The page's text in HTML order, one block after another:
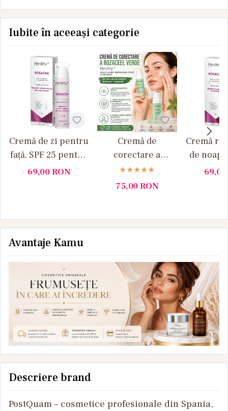
Iubite în aceeași categorie
Cremă de zi pentru
față, SPF 25 pentru
pielea cu rozacee
69,00RON
Cremă de
corectare a
rozaceei, verde, 30
ml Medity+
75,00RON
Cremă
de
pielea69,00
Avantaje Kamu
Descriere brand
PostQuam – cosmetice profesionale din Spania,